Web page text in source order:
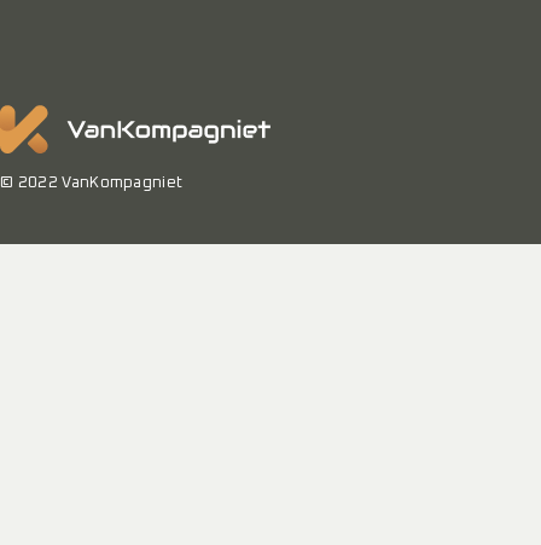
© 2022 VanKompagniet